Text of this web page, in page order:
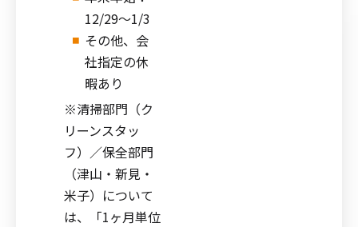
12/29～1/3
その他、会
社指定の休
暇あり
※清掃部門（ク
リーンスタッ
フ）／保全部門
（津山・新見・
米子）について
は、「1ヶ月単位